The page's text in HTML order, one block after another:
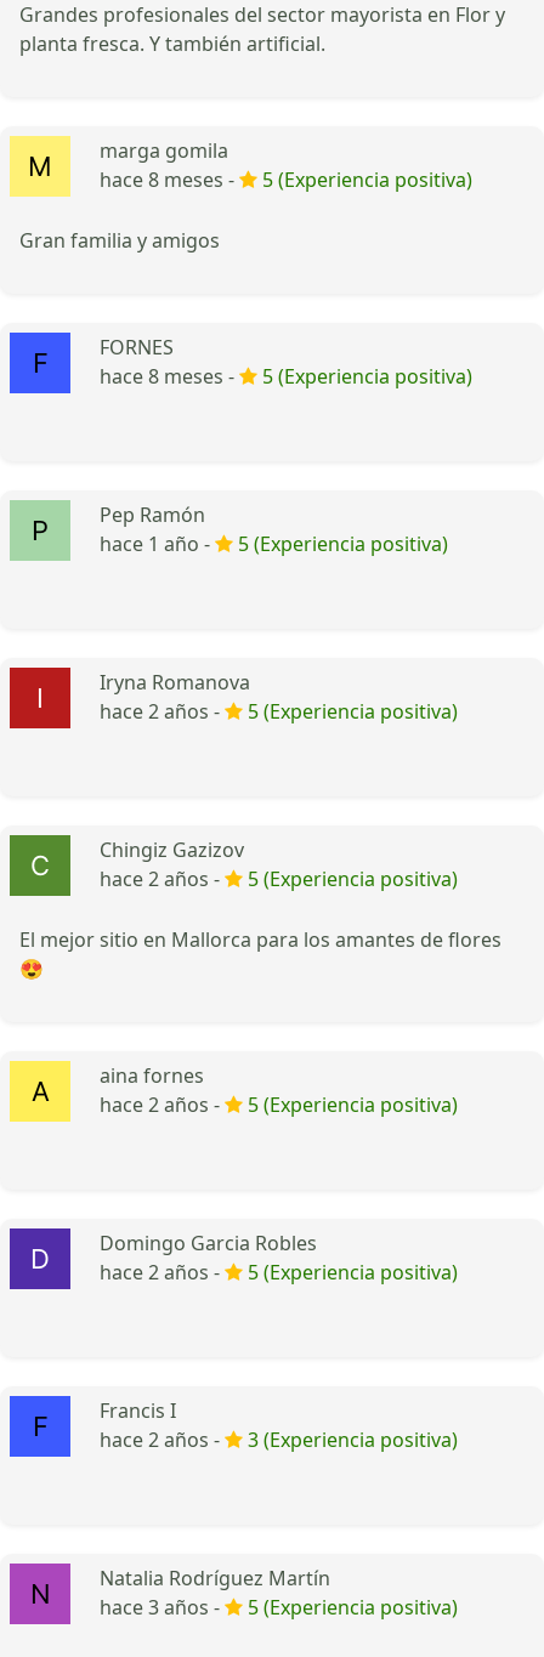
Grandes profesionales del sector mayorista en Flor y
planta fresca. Y también artificial.
marga gomila
hace 8 meses -
5 (Experiencia positiva)
Gran familia y amigos
FORNES
hace 8 meses -
5 (Experiencia positiva)
Pep Ramón
hace 1 año -
5 (Experiencia positiva)
Iryna Romanova
hace 2 años -
5 (Experiencia positiva)
Chingiz Gazizov
hace 2 años -
5 (Experiencia positiva)
El mejor sitio en Mallorca para los amantes de flores
😍
aina fornes
hace 2 años -
5 (Experiencia positiva)
Domingo Garcia Robles
hace 2 años -
5 (Experiencia positiva)
Francis I
hace 2 años -
3 (Experiencia positiva)
Natalia Rodríguez Martín
hace 3 años -
5 (Experiencia positiva)